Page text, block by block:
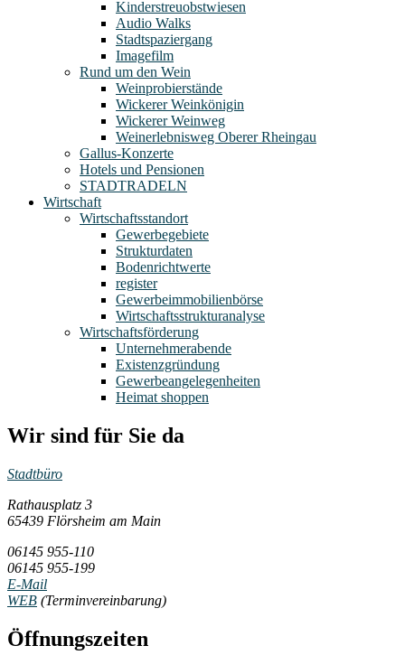
Kinderstreuobstwiesen
Audio Walks
Stadtspaziergang
Imagefilm
Rund um den Wein
Weinprobierstände
Wickerer Weinkönigin
Wickerer Weinweg
Weinerlebnisweg Oberer Rheingau
Gallus-Konzerte
Hotels und Pensionen
STADTRADELN
Wirtschaft
Wirtschaftsstandort
Gewerbegebiete
Strukturdaten
Bodenrichtwerte
register
Gewerbeimmobilienbörse
Wirtschaftsstrukturanalyse
Wirtschaftsförderung
Unternehmerabende
Existenzgründung
Gewerbeangelegenheiten
Heimat shoppen
Wir sind für Sie da
Stadtbüro
Rathausplatz 3
65439 Flörsheim am Main
06145 955-110
06145 955-199
E-Mail
WEB (Terminvereinbarung)
Öffnungszeiten